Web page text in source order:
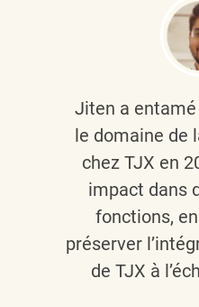
Jiten a
le domaine de
chez TJX en
impact dans
fonctions,
préserver
de TJX à